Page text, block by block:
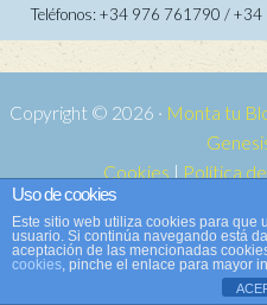
Teléfonos: +34 976 761790 /
Copyright © 2026 · Monta tu
Cookies | Política
Copyright © 2026 ·
Uso de cookies
Este sitio web utiliza cookies para que
usuario. Si continúa navegando está
aceptación de las mencionadas
cookies, pinche el enlace para mayor